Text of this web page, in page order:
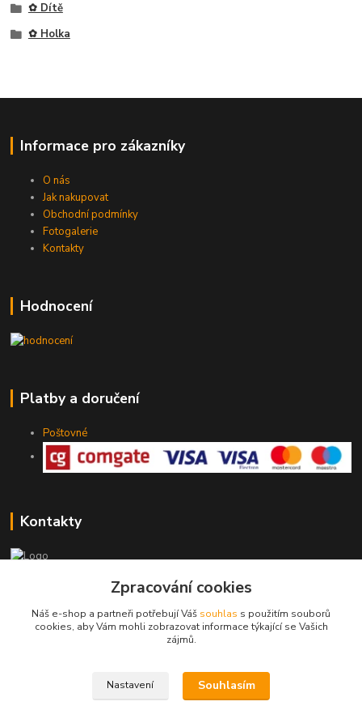
✿ Dítě
✿ Holka
Informace pro zákazníky
O nás
Jak nakupovat
Obchodní podmínky
Fotogalerie
Kontakty
Hodnocení
Platby a doručení
Poštovné
Kontakty
rodinny.bazarek@seznam.cz
Zpracování cookies
Náš e-shop a partneři potřebují Váš souhlas s použitím souborů
cookies, aby Vám mohli zobrazovat informace týkající se Vašich
zájmů.
Nastavení Souhlasím